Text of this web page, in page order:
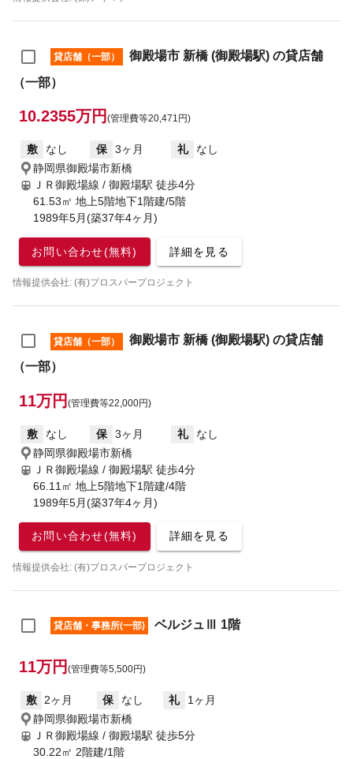
貸店舗（一部）
御殿場市 新橋 (御殿場駅) の貸店舗
（一部）
10.2355万円 (管理費等20,471円)
敷 なし 保 3ヶ月 礼
なし
静岡県御殿場市新橋
ＪＲ御殿場線 / 御殿場駅 徒歩4分
61.53㎡ 地上5階地下1階建/5階
1989年5月(築37年4ヶ月)
お問い合わせ(無料) 詳細を見る
情報提供会社: (有)プロスパープロジェクト
貸店舗（一部）
御殿場市 新橋 (御殿場駅) の貸店舗
（一部）
11万円 (管理費等22,000円)
敷 なし 保 3ヶ月 礼
なし
静岡県御殿場市新橋
ＪＲ御殿場線 / 御殿場駅 徒歩4分
66.11㎡ 地上5階地下1階建/4階
1989年5月(築37年4ヶ月)
お問い合わせ(無料) 詳細を見る
情報提供会社: (有)プロスパープロジェクト
貸店舗・事務所(一部) ベルジュⅢ 1階
11万円 (管理費等5,500円)
敷 2ヶ月 保 なし 礼
1ヶ月
静岡県御殿場市新橋
ＪＲ御殿場線 / 御殿場駅 徒歩5分
30.22㎡ 2階建/1階